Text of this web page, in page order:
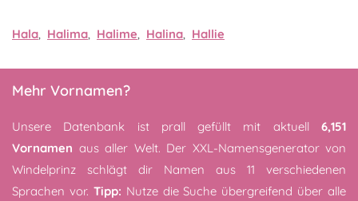
Hala, Halima, Halime, Halina, Hallie
Mehr Vornamen?
Unsere Datenbank ist prall gefüllt mit aktuell 6,151
Vornamen aus aller Welt. Der XXL-Namensgenerator von
Windelprinz schlägt dir Namen aus 11 verschiedenen
Sprachen vor. Tipp: Nutze die Suche übergreifend über alle